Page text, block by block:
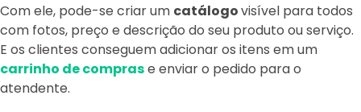
Com ele, pode-se criar um catálogovisível para todos
com fotos, preço e descrição do seu produto ou serviço.
E os clientes conseguem adicionar os itens em um
carrinho de comprase enviar o pedido para o
atendente.